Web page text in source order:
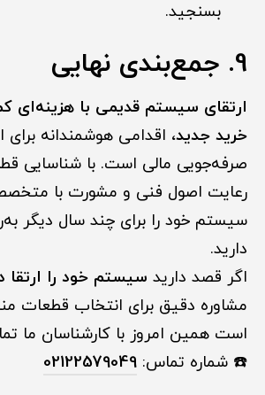
بسنجید.
9. جمع‌بندی نهایی
ارتقای سیستم قدیمی با هزینه‌ای
خرید جدید، اقدامی هوشمندانه برای
صرفه‌جویی مالی است. با شناسایی
رعایت اصول فنی و مشورت با
سیستم خود را برای چند سال دیگر
دارید.
اگر قصد دارید سیستم خود را ارتقا
مشاوره دقیق برای انتخاب قطعات
است همین امروز با کارشناسان ما
☎️ شماره تماس: 02122579049